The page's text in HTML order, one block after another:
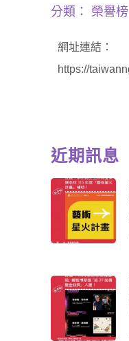
分類： 榮譽榜
網址連結：
https://
近期訊息